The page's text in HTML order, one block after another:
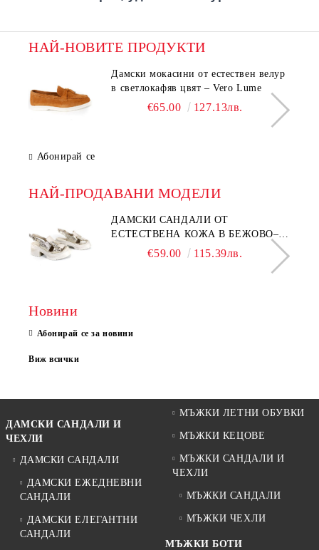
НАЙ-НОВИТЕ ПРОДУКТИ
Дамски мокасини от естествен велур
в светлокафяв цвят – Vero Lume
€65.00 127.13лв.
Абонирай се
НАЙ-ПРОДАВАНИ МОДЕЛИ
ДАМСКИ САНДАЛИ ОТ
ЕСТЕСТВЕНА КОЖА В БЕЖОВО–
МОДЕЛ NOVA.
€59.00 115.39лв.
Новини
Абонирай се за новини
Виж всички
ДАМСКИ САНДАЛИ И
ЧЕХЛИ
ДАМСКИ САНДАЛИ
ДАМСКИ ЕЖЕДНЕВНИ
САНДАЛИ
ДАМСКИ ЕЛЕГАНТНИ
САНДАЛИ
МЪЖКИ ЛЕТНИ ОБУВКИ
МЪЖКИ КЕЦОВЕ
МЪЖКИ САНДАЛИ И
ЧЕХЛИ
МЪЖКИ САНДАЛИ
МЪЖКИ ЧЕХЛИ
МЪЖКИ БОТИ